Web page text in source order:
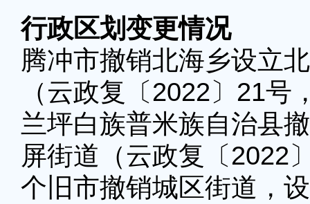
行政区划变更情况
腾冲市撤销北海乡设立
（云政复〔2022〕21
兰坪白族普米族自治县
屏街道（云政复〔2022
个旧市撤销城区街道，